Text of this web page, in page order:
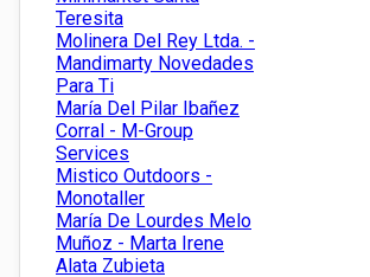
Teresita
Molinera Del Rey Ltda. -
Mandimarty Novedades
Para Ti
María Del Pilar Ibañez
Corral - M-Group
Services
Mistico Outdoors -
Monotaller
María De Lourdes Melo
Muñoz - Marta Irene
Alata Zubieta